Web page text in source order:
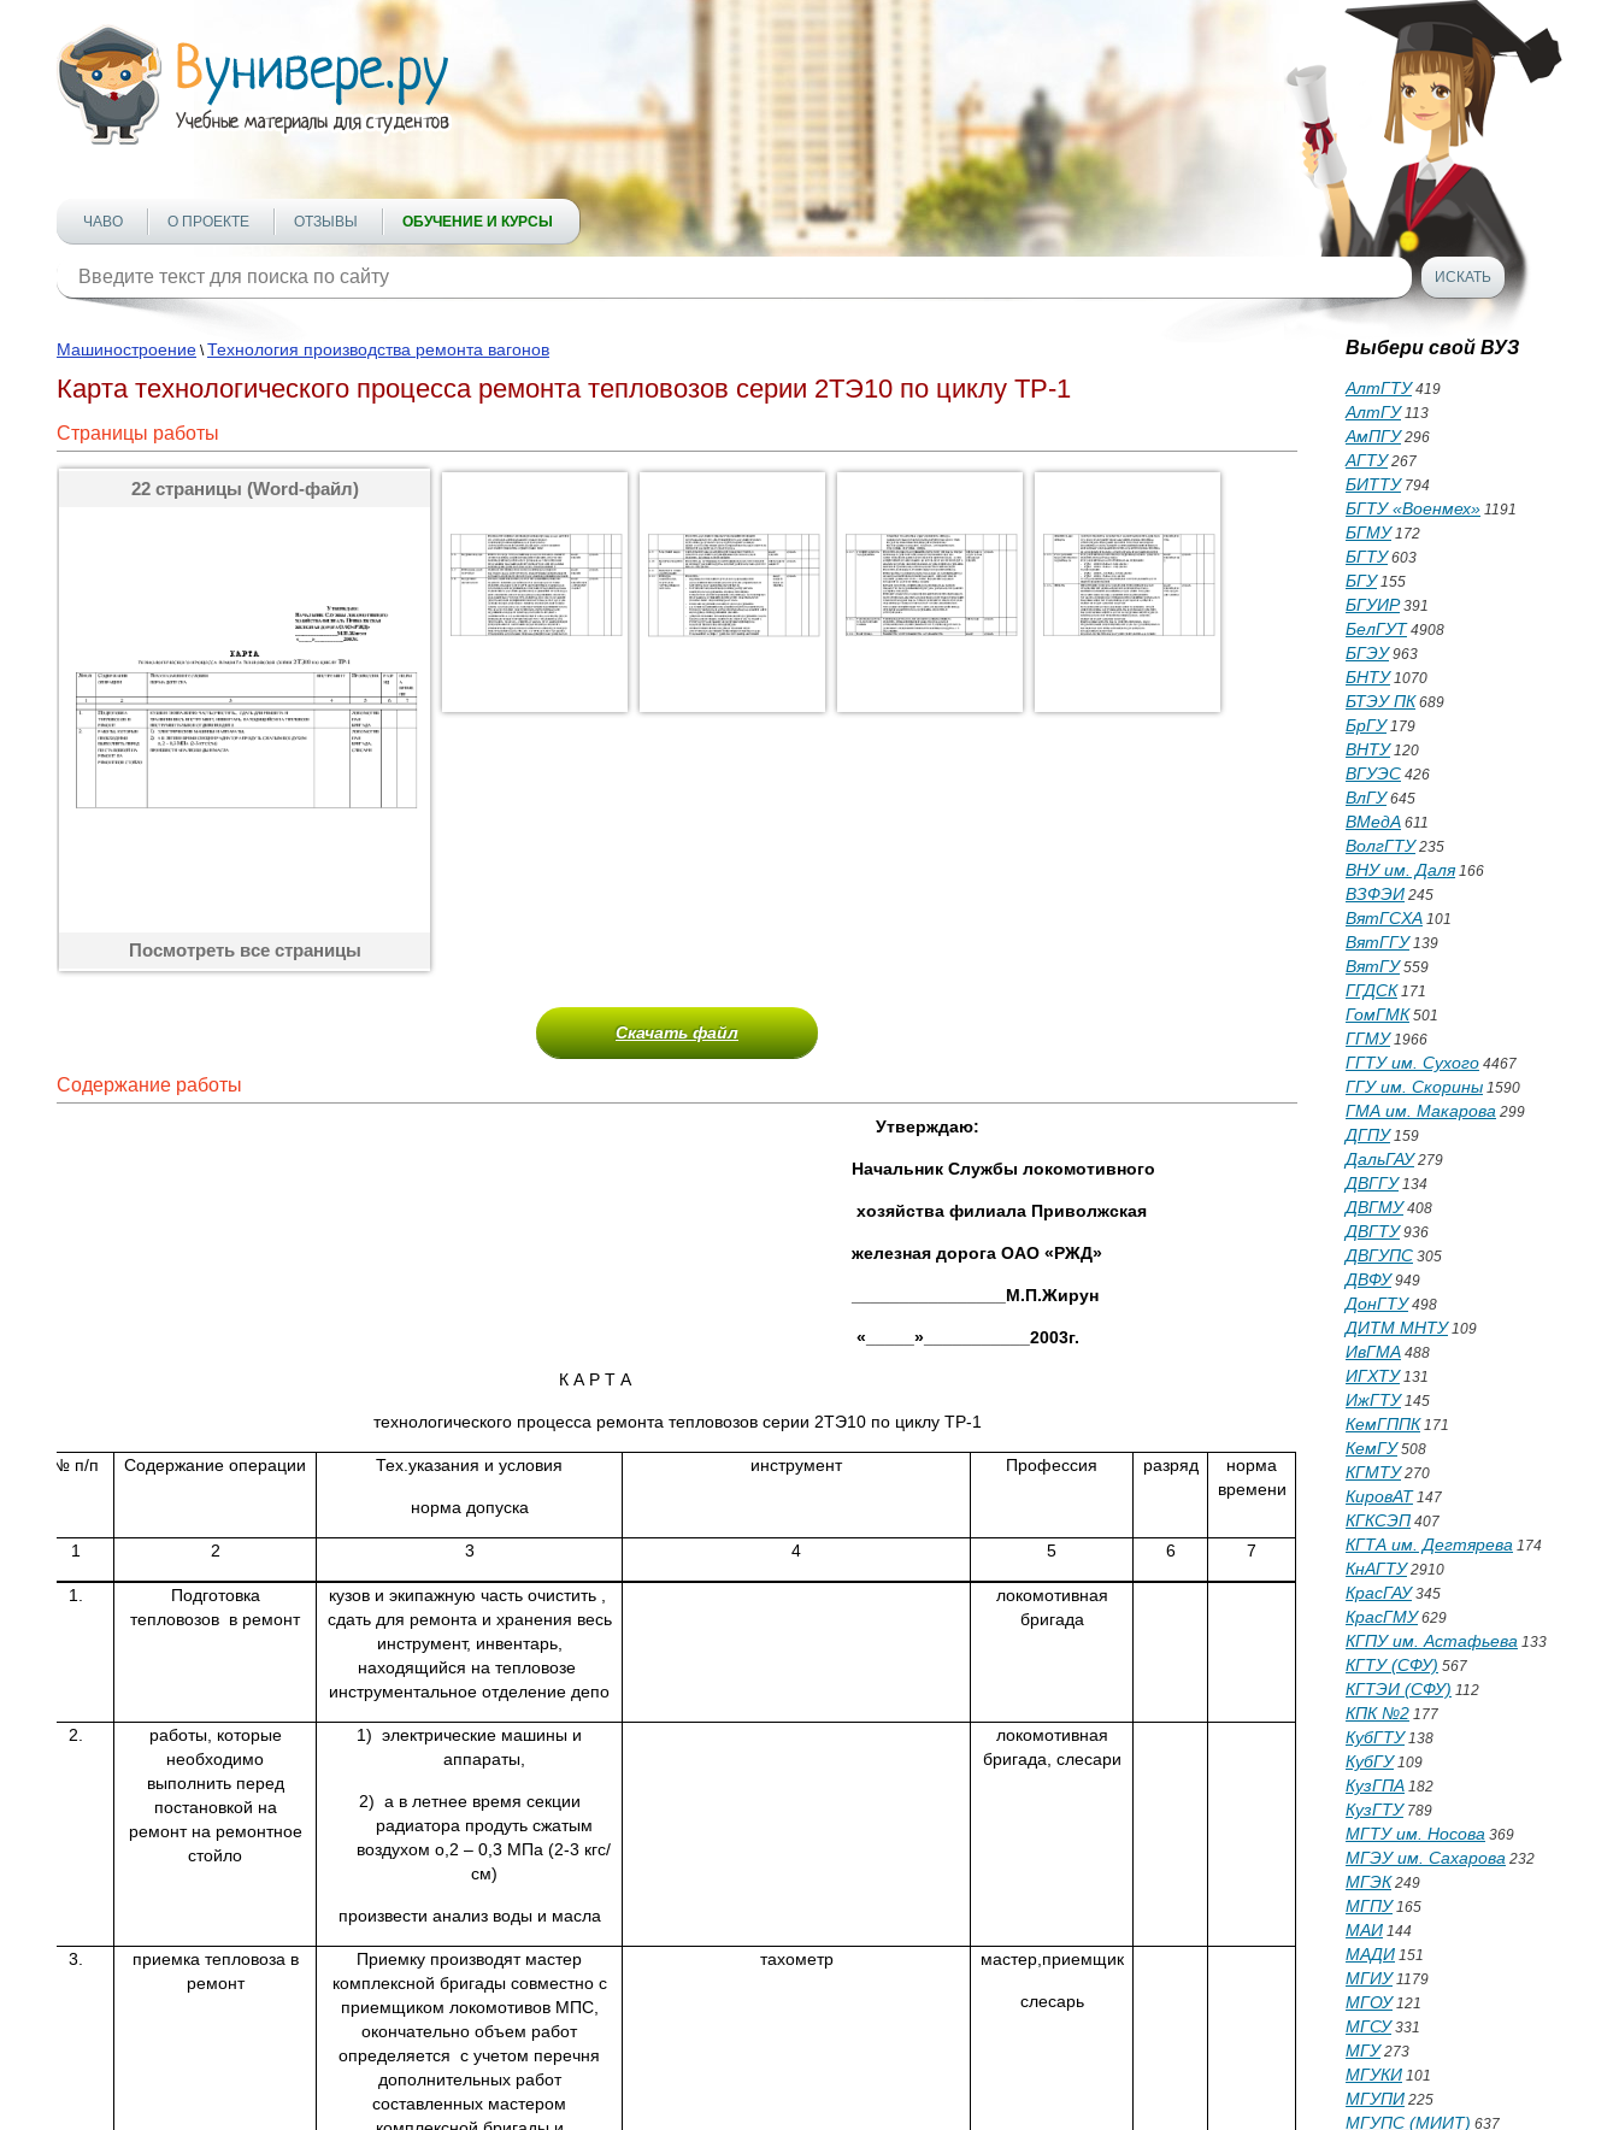
ЧАВО О ПРОЕКТЕ ОТЗЫВЫ ОБУЧЕНИЕ И КУРСЫ
Машиностроение \Технология производства ремонта вагонов
Карта технологического процесса ремонта тепловозов серии 2ТЭ10 по циклу ТР-1
Страницы работы
22 страницы (Word-файл)
Посмотреть все страницы
Скачать файл
Содержание работы
Утверждаю:
Начальник Службы локомотивного
хозяйства филиала Приволжская
железная дорога ОАО «РЖД»
________________М.П.Жирун
«_____»___________2003г.
К А Р Т А
технологического процесса ремонта тепловозов серии 2ТЭ10 по циклу ТР-1
№ п/п Содержание операции Тех.указания и условия
норма допуска
инструмент Профессия разряд
норма
времени
1 2 3 4 5 6 7
1.
Подготовка
тепловозов в ремонт
кузов и экипажную часть очистить ,
сдать для ремонта и хранения весь
инструмент, инвентарь,
находящийся на тепловозе
инструментальное отделение депо
локомотивная
бригада
2.
работы, которые
необходимо
выполнить перед
постановкой на
ремонт на ремонтное
стойло
1) электрические машины и
аппараты,
2) а в летнее время секции
радиатора продуть сжатым
воздухом о,2 – 0,3 МПа (2-3 кгс/
см)
произвести анализ воды и масла
локомотивная
бригада, слесари
3.
приемка тепловоза в
ремонт
Приемку производят мастер
комплексной бригады совместно с
приемщиком локомотивов МПС,
окончательно объем работ
определяется с учетом перечня
дополнительных работ
составленных мастером
тахометр мастер,приемщик
слесарь
Выбери свой ВУЗ
АлтГТУ419
АлтГУ113
АмПГУ296
АГТУ267
БИТТУ794
БГТУ «Военмех» 1191
БГМУ172
БГТУ603
БГУ155
БГУИР391
БелГУТ 4908
БГЭУ963
БНТУ1070
БТЭУ ПК 689
БрГУ179
ВНТУ120
ВГУЭС 426
ВлГУ645
ВМедА 611
ВолгГТУ235
ВНУ им. Даля166
ВЗФЭИ 245
ВятГСХА 101
ВятГГУ139
ВятГУ559
ГГДСК 171
ГомГМК 501
ГГМУ1966
ГГТУ им. Сухого 4467
ГГУ им. Скорины 1590
ГМА им. Макарова 299
ДГПУ159
ДальГАУ279
ДВГГУ134
ДВГМУ408
ДВГТУ936
ДВГУПС 305
ДВФУ949
ДонГТУ498
ДИТМ МНТУ109
ИвГМА 488
ИГХТУ131
ИжГТУ145
КемГППК 171
КемГУ508
КГМТУ270
КировАТ 147
КГКСЭП 407
КГТА им. Дегтярева 174
КнАГТУ2910
КрасГАУ345
КрасГМУ629
КГПУ им. Астафьева 133
КГТУ (СФУ) 567
КГТЭИ (СФУ) 112
КПК №2 177
КубГТУ138
КубГУ109
КузГПА 182
КузГТУ789
МГТУ им. Носова 369
МГЭУ им. Сахарова 232
МГЭК 249
МГПУ165
МАИ 144
МАДИ 151
МГИУ1179
МГОУ121
МГСУ331
МГУ273
МГУКИ 101
МГУПИ 225
МГУПС (МИИТ) 637